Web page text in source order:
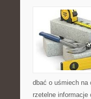
dbać o uśmiech
rzetelne